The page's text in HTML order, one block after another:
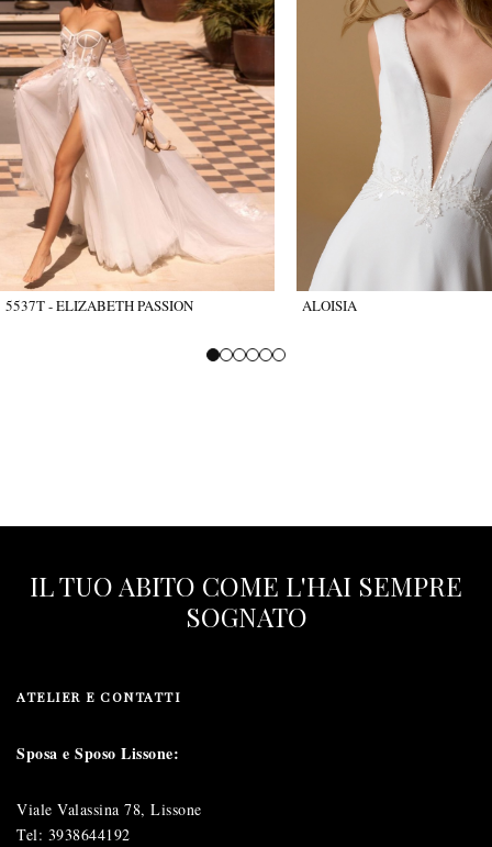
5537T - ELIZABETH PASSION ALOISIA
IL TUO ABITO COME L'HAI SEMPRE
SOGNATO
ATELIER E CONTATTI
Sposa e Sposo Lissone:
Viale Valassina 78, Lissone
Tel: 3938644192